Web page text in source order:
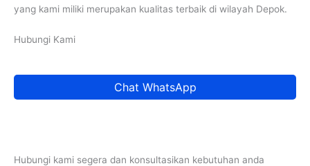
yang kami miliki merupakan kualitas terbaik di wilayah Depok.
Hubungi Kami
Chat WhatsApp
Hubungi kami segera dan konsultasikan kebutuhan anda